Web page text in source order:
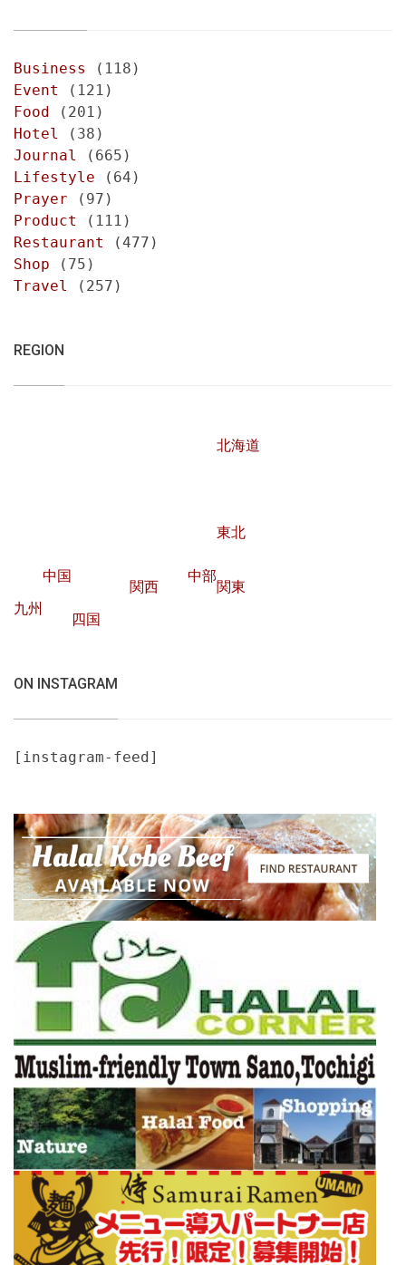
Business
(118)
Event
(121)
Food
(201)
Hotel
(38)
Journal
(665)
Lifestyle (64)
Prayer (97)
Product
(111)
Restaurant
(477)
Shop (75)
Travel
(257)
REGION
北海道
東北
中部
中国
関西
関東
九州
四国
ON INSTAGRAM
[instagram-feed]